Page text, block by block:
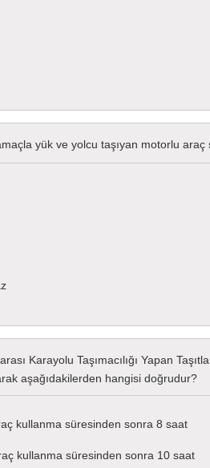
yük ve yolcu taşıyan motorlu
Karayolu Taşımacılığı Yapan
aşağıdakilerden hangisi doğrudur?
kullanma süresinden sonra 8 saat
kullanma süresinden sonra 10 saat